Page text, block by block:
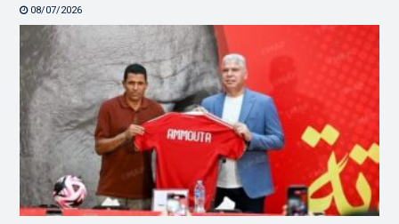
08/07/2026